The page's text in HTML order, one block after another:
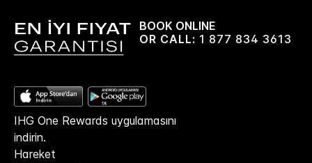
BOOK ONLINE
OR CALL: 1 877 834 3613
IHG One Rewards uygulamasını
indirin.
Hareket